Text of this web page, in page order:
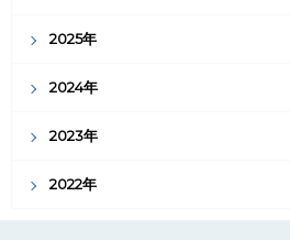
2025年
2024年
2023年
2022年